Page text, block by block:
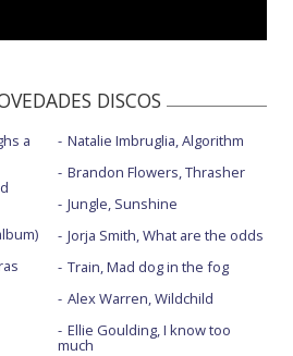
DISCOS
a
Natalie Imbruglia, Algorithm
Brandon Flowers, Thrasher
Jungle, Sunshine
Jorja Smith, What are the odds
Train, Mad dog in the fog
Alex Warren, Wildchild
Ellie Goulding, I know too
much